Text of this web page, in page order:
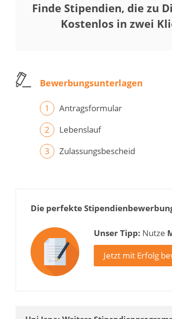
Finde Stipendien, die zu
Kostenlos in zwei
Bewerbungsunterlagen
Antragsformular
Lebenslauf
Zulassungsbescheid
Die perfekte
Unser Tipp: Nutze
Jetzt mit Erfolg